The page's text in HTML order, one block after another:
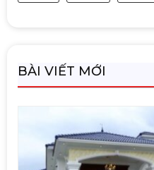
BÀI VIẾT MỚI